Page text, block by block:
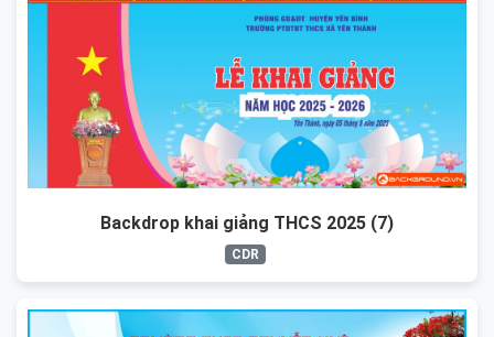
Backdrop khai giảng THCS 2025 (7)
CDR